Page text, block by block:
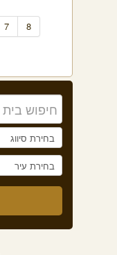
7 8